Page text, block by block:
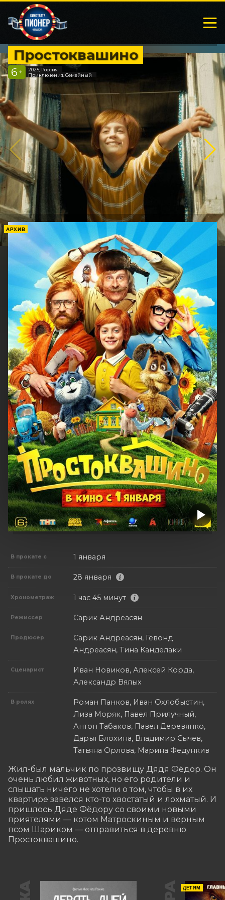
Простоквашино
6 +
2025, Россия
Приключения, Семейный
АРХИВ
В прокате с 1 января
В прокате до 28 января
Хронометраж 1 час 45 минут
Режиссер Сарик Андреасян
Продюсер
Сарик Андреасян, Гевонд
Андреасян, Тина Канделаки
Сценарист
Иван Новиков, Алексей Корда,
Александр Вялых
В ролях
Роман Панков, Иван Охлобыстин,
Лиза Моряк, Павел Прилучный,
Антон Табаков, Павел Деревянко,
Дарья Блохина, Владимир Сычев,
Татьяна Орлова, Марина Федункив
Жил-был мальчик по прозвищу Дядя Фёдор. Он
очень любил животных, но его родители и
слышать ничего не хотели о том, чтобы в их
квартире завелся кто-то хвостатый и лохматый. И
пришлось Дяде Фёдору со своими новыми
приятелями — котом Матроскиным и верным
псом Шариком — отправиться в деревню
Простоквашино.
ДЕТЯМ